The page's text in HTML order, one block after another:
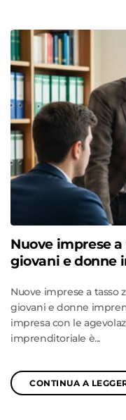
Nuove imprese
giovani e donne
Nuove imprese a tasso
giovani e donne
impresa con le
imprenditoriale è...
CONTINUA A